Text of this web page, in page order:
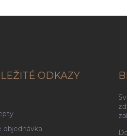
ODKAZY
objednávka